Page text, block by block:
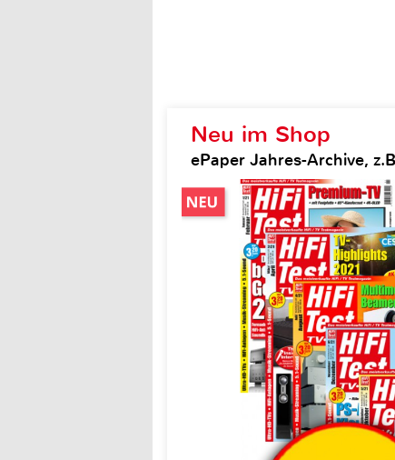
Neu im Shop
ePaper Jahres-Archive,